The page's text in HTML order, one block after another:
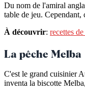
Du nom de l'amiral
table de jeu. Cependant,
À découvrir: recettes
La pêche Melba
C'est le grand cuisinier
inventa la biscotte